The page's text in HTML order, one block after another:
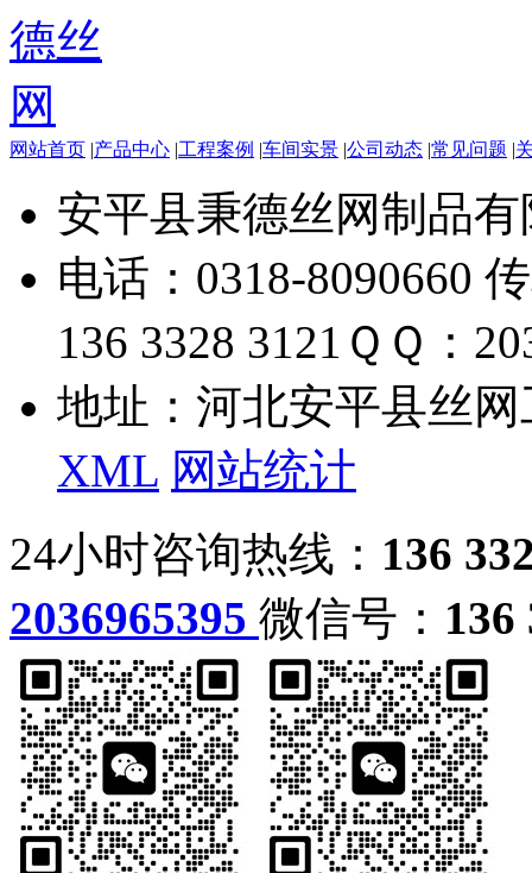
网站首页 |产品中心 |工程案例 |车间实景 |公司动态 |常见问题 |
安平县秉德丝网制品
电话：0318-8090660
136 3328 3121 ＱＱ：
地址：河北安平县丝
XML 网站统计
24小时咨询热线： 136
2036965395 微信号： 136